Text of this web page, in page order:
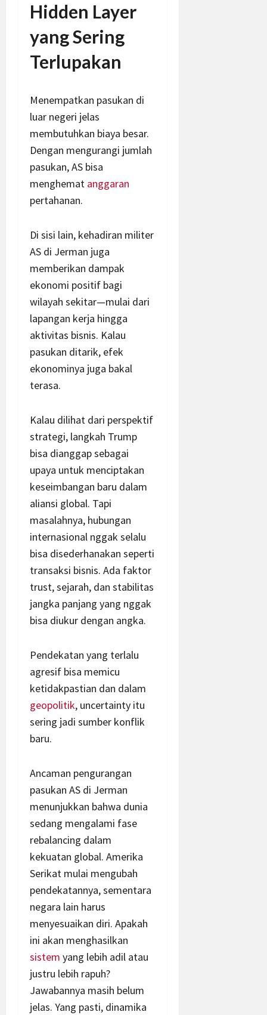
Hidden Layer
yang Sering
Terlupakan
Menempatkan pasukan di
luar negeri jelas
membutuhkan biaya besar.
Dengan mengurangi jumlah
pasukan, AS bisa
menghemat anggaran
pertahanan.
Di sisi lain, kehadiran militer
AS di Jerman juga
memberikan dampak
ekonomi positif bagi
wilayah sekitar—mulai dari
lapangan kerja hingga
aktivitas bisnis. Kalau
pasukan ditarik, efek
ekonominya juga bakal
terasa.
Kalau dilihat dari perspektif
strategi, langkah Trump
bisa dianggap sebagai
upaya untuk menciptakan
keseimbangan baru dalam
aliansi global. Tapi
masalahnya, hubungan
internasional nggak selalu
bisa disederhanakan seperti
transaksi bisnis. Ada faktor
trust, sejarah, dan stabilitas
jangka panjang yang nggak
bisa diukur dengan angka.
Pendekatan yang terlalu
agresif bisa memicu
ketidakpastian dan dalam
geopolitik, uncertainty itu
sering jadi sumber konflik
baru.
Ancaman pengurangan
pasukan AS di Jerman
menunjukkan bahwa dunia
sedang mengalami fase
rebalancing dalam
kekuatan global. Amerika
Serikat mulai mengubah
pendekatannya, sementara
negara lain harus
menyesuaikan diri. Apakah
ini akan menghasilkan
sistem yang lebih adil atau
justru lebih rapuh?
Jawabannya masih belum
jelas. Yang pasti, dinamika